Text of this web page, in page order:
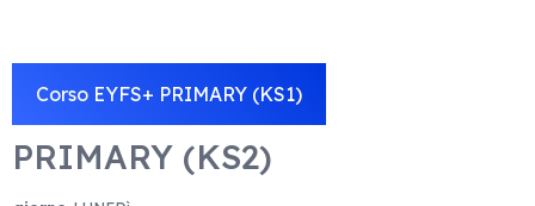
Corso EYFS+ PRIMARY (KS1)
PRIMARY (KS2)